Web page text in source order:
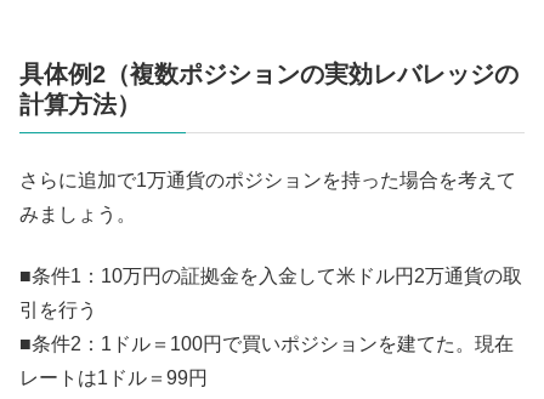
具体例2（複数ポジションの実効レバレッジの
計算方法）
さらに追加で1万通貨のポジションを持った場合を考えて
みましょう。
■条件1：10万円の証拠金を入金して米ドル円2万通貨の取
引を行う
■条件2：1ドル＝100円で買いポジションを建てた。現在
レートは1ドル＝99円